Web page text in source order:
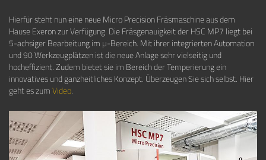
Hierfür steht nun eine neue Micro Precision Fräsmaschine aus dem
Hause Exeron zur Verfügung. Die Fräsgenauigkeit der HSC MP7 liegt bei
5-achsiger Bearbeitung im µ-Bereich. Mit ihrer integrierten Automation
und 90 Werkzeugplätzen ist die neue Anlage sehr vielseitig und
hocheffizient. Zudem bietet sie im Bereich der Temperierung ein
innovatives und ganzheitliches Konzept. Überzeugen Sie sich selbst. Hier
geht es zumVideo.